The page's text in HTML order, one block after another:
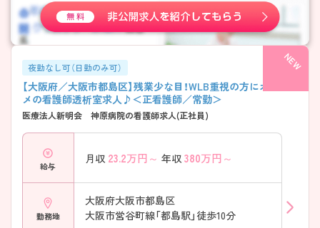
夜勤なし可（日勤のみ可）
【大阪府／大阪市都島区】残業少な目！WLB重視の方にオスス
メの看護師透析室求人♪＜正看護師／常勤＞
医療法人新明会 神原病院の看護師求人(正社員)
給与
月収 23.2万円～ 年収 380万円～
勤務地
大阪府大阪市都島区
大阪市営谷町線「都島駅」徒歩10分